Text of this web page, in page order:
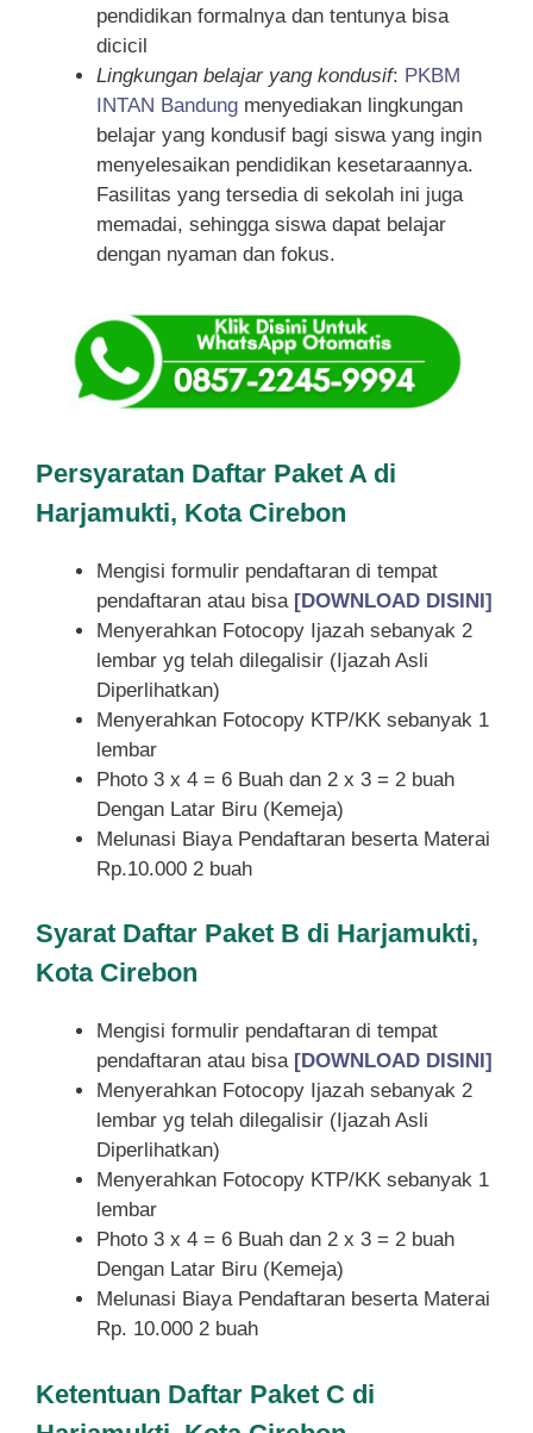
pendidikan formalnya dan tentunya bisa
dicicil
Lingkungan belajar yang kondusif: PKBM
INTAN Bandung menyediakan lingkungan
belajar yang kondusif bagi siswa yang ingin
menyelesaikan pendidikan kesetaraannya.
Fasilitas yang tersedia di sekolah ini juga
memadai, sehingga siswa dapat belajar
dengan nyaman dan fokus.
Persyaratan Daftar Paket A di
Harjamukti, Kota Cirebon
Mengisi formulir pendaftaran di tempat
pendaftaran atau bisa [DOWNLOAD DISINI]
Menyerahkan Fotocopy Ijazah sebanyak 2
lembar yg telah dilegalisir (Ijazah Asli
Diperlihatkan)
Menyerahkan Fotocopy KTP/KK sebanyak 1
lembar
Photo 3 x 4 = 6 Buah dan 2 x 3 = 2 buah
Dengan Latar Biru (Kemeja)
Melunasi Biaya Pendaftaran beserta Materai
Rp.10.000 2 buah
Syarat Daftar Paket B di Harjamukti,
Kota Cirebon
Mengisi formulir pendaftaran di tempat
pendaftaran atau bisa [DOWNLOAD DISINI]
Menyerahkan Fotocopy Ijazah sebanyak 2
lembar yg telah dilegalisir (Ijazah Asli
Diperlihatkan)
Menyerahkan Fotocopy KTP/KK sebanyak 1
lembar
Photo 3 x 4 = 6 Buah dan 2 x 3 = 2 buah
Dengan Latar Biru (Kemeja)
Melunasi Biaya Pendaftaran beserta Materai
Rp. 10.000 2 buah
Ketentuan Daftar Paket C di